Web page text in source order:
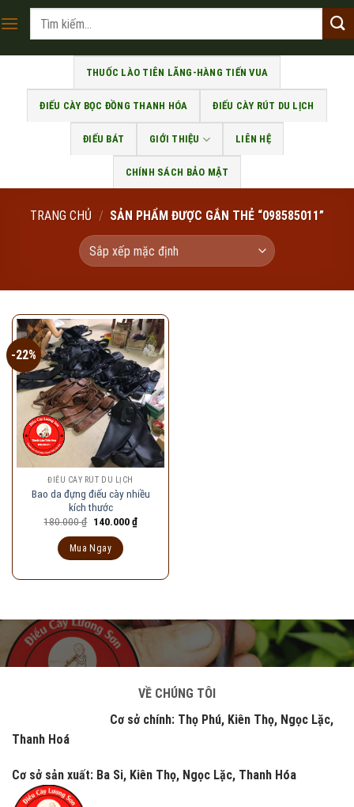
to
Tìm
THUỐC LÀO TIÊN LÃNG-HÀNG TIẾN VUA
ĐIẾU CÀY BỌC ĐỒNG THANH HÓA ĐIẾU CÀY RÚT DU LỊCH
ĐIẾU BÁT GIỚI THIỆU LIÊN HỆ
CHÍNH SÁCH BẢO MẬT
TRANG CHỦ / SẢN PHẨM ĐƯỢC GẮN THẺ “098585011”
-22%
ĐIẾU CÀY RÚT DU LỊCH
Bao da đựng điếu cày nhiều
kích thước
180.000₫ Giá
180.000 ₫.
140.000₫Giá
hiện
Mua Ngay
VỀ CHÚNG TÔI
Cơ sở chính: Thọ Phú, Kiên Thọ, Ngọc Lặc,
Thanh Hoá
Cơ sở sản xuất: Ba Si, Kiên Thọ, Ngọc Lặc, Thanh Hóa